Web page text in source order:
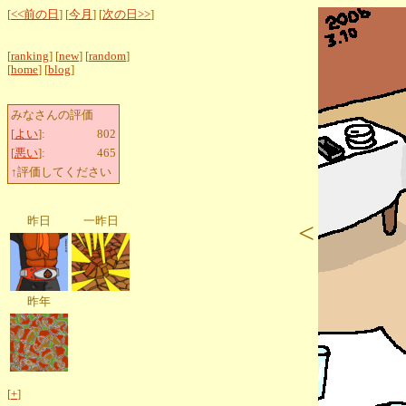
[<<前の日 ] [今月 ] [次の日>>]
[ranking] [new] [random]
[home] [blog]
みなさんの評価
[よい]:
802
[悪い]:
465
↑評価してください
昨日 一昨日
昨年
[+]
<